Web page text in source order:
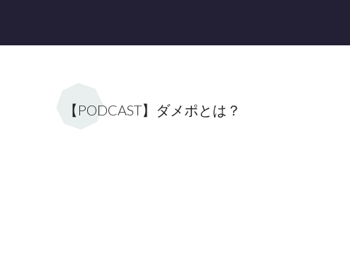
【PODCAST】ダメポとは？